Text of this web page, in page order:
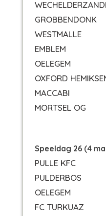
GROBBENDONK
WESTMALLE
EMBLEM
OELEGEM
OXFORD
MACCABI
MORTSEL OG
Speeldag 26 (4
PULLE KFC
PULDERBOS
OELEGEM
FC TURKUAZ